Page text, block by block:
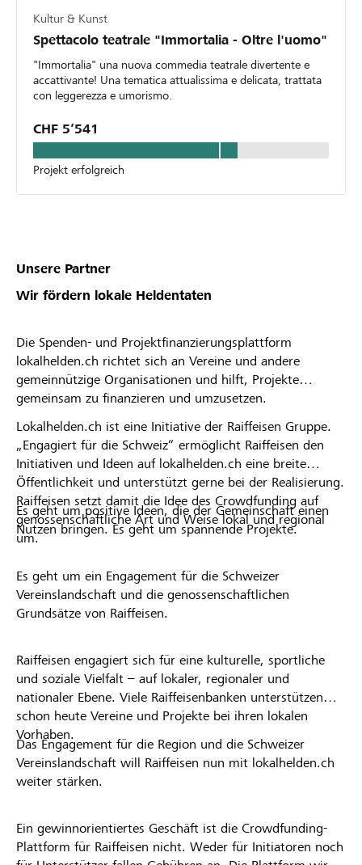
Kultur & Kunst
Spettacolo teatrale "Immortalia - Oltre l'uomo"
"Immortalia" una nuova commedia teatrale divertente e
accattivante! Una tematica attualissima e delicata, trattata
con leggerezza e umorismo.
CHF 5’541
Projekt erfolgreich
Unsere Partner
Wir fördern lokale Heldentaten
Die Spenden- und Projektfinanzierungsplattform
lokalhelden.ch richtet sich an Vereine und andere
gemeinnützige Organisationen und hilft, Projekte
gemeinsam zu finanzieren und umzusetzen.
Lokalhelden.ch ist eine Initiative der Raiffeisen Gruppe.
„Engagiert für die Schweiz“ ermöglicht Raiffeisen den
Initiativen und Ideen auf lokalhelden.ch eine breite
Öffentlichkeit und unterstützt gerne bei der Realisierung.
Raiffeisen setzt damit die Idee des Crowdfunding auf
genossenschaftliche Art und Weise lokal und regional
um.
Es geht um positive Ideen, die der Gemeinschaft einen
Nutzen bringen. Es geht um spannende Projekte.
Es geht um ein Engagement für die Schweizer
Vereinslandschaft und die genossenschaftlichen
Grundsätze von Raiffeisen.
Raiffeisen engagiert sich für eine kulturelle, sportliche
und soziale Vielfalt – auf lokaler, regionaler und
nationaler Ebene. Viele Raiffeisenbanken unterstützen
schon heute Vereine und Projekte bei ihren lokalen
Vorhaben.
Das Engagement für die Region und die Schweizer
Vereinslandschaft will Raiffeisen nun mit lokalhelden.ch
weiter stärken.
Ein gewinnorientiertes Geschäft ist die Crowdfunding-
Plattform für Raiffeisen nicht. Weder für Initiatoren noch